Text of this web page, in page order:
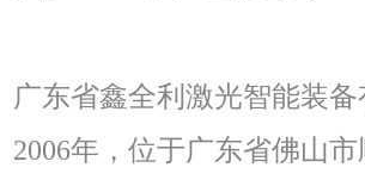
广东省鑫全利激光智能装
2006年，位于广东省佛山